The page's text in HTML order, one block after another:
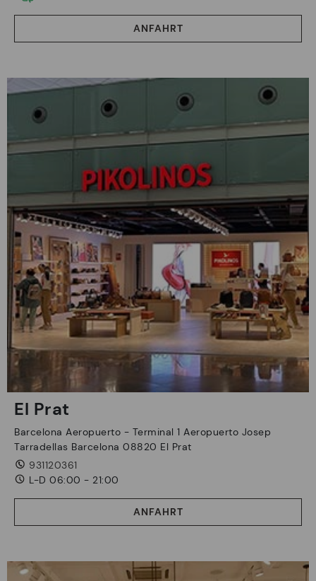
ANFAHRT
El Prat
Barcelona Aeropuerto - Terminal 1 Aeropuerto Josep
Tarradellas Barcelona 08820 El Prat
931120361
L-D 06:00 - 21:00
ANFAHRT